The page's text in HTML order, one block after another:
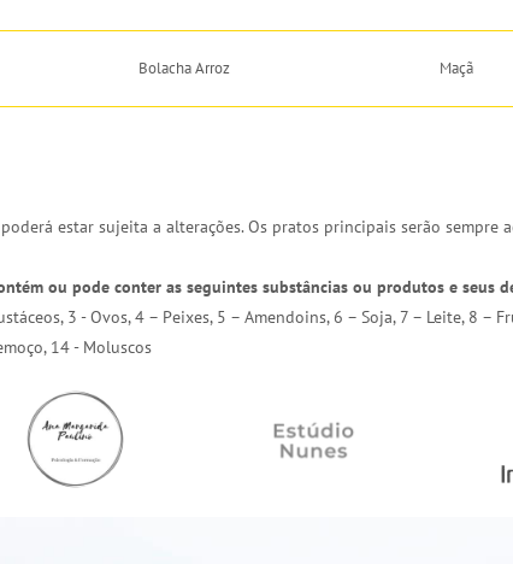
Bolacha Arroz Maçã
estar sujeita a alterações. Os pratos principais serão sempre
ou pode conter as seguintes substâncias ou produtos e seus
3 - Ovos, 4 – Peixes, 5 – Amendoins, 6 – Soja, 7 – Leite, 8
14 - Moluscos